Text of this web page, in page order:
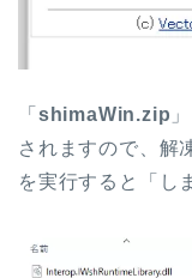
「 shimaWin.zip
されますので、解
を実行すると「し